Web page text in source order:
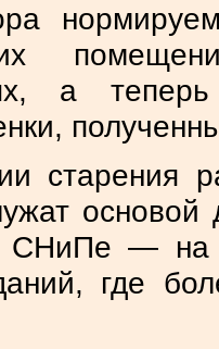
а
старения
основой
СНиПе — на
где